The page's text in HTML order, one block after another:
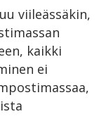
viileässäkin,
kaikki
ei